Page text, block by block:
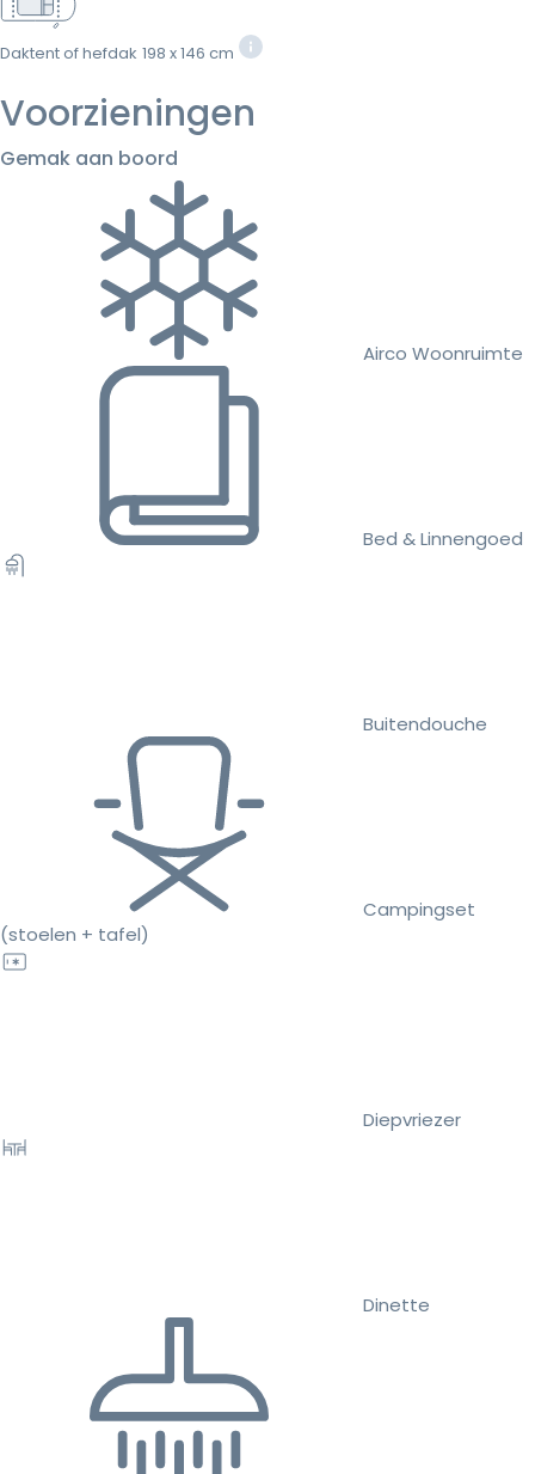
Daktent of hefdak 198 x 146 cm
Voorzieningen
Gemak aan boord
Airco Woonruimte
Bed & Linnengoed
Buitendouche
Campingset
(stoelen + tafel)
Diepvriezer
Dinette